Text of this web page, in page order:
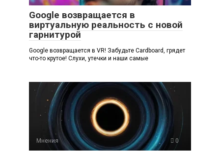
Google возвращается в
виртуальную реальность с новой
гарнитурой
Google возвращается в VR! Забудьте Cardboard, грядет
что-то крутое! Слухи, утечки и наши самые
Мнения 0